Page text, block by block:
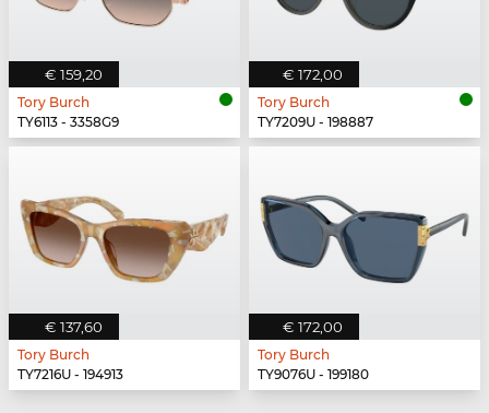
€ 159,20
Tory Burch
TY6113 - 3358G9
€ 172,00
Tory Burch
TY7209U - 198887
€ 137,60
Tory Burch
TY7216U - 194913
€ 172,00
Tory Burch
TY9076U - 199180